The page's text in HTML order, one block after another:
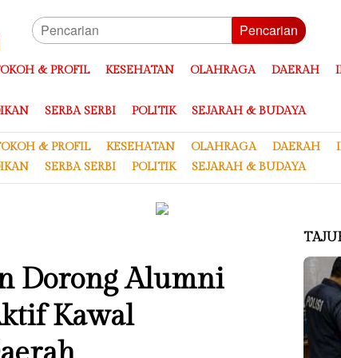
Pencarian
& PROFIL KESEHATAN OLAHRAGA DAERAH
SERBA SERBI POLITIK SEJARAH & BUDAYA
& PROFIL KESEHATAN OLAHRAGA DAERAH
SERBA SERBI POLITIK SEJARAH & BUDAYA
Dorong Alumni
Kawal